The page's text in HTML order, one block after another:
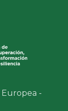
-